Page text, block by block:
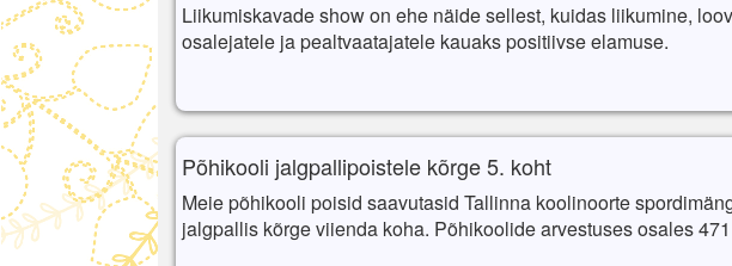
Liikumiskavade show on ehe näide sellest, kuidas liikumine,
osalejatele ja pealtvaatajatele kauaks positiivse elamuse.
Põhikooli jalgpallipoistele kõrge 5. koht
Meie põhikooli poisid saavutasid Tallinna koolinoorte
jalgpallis kõrge viienda koha. Põhikoolide arvestuses osales